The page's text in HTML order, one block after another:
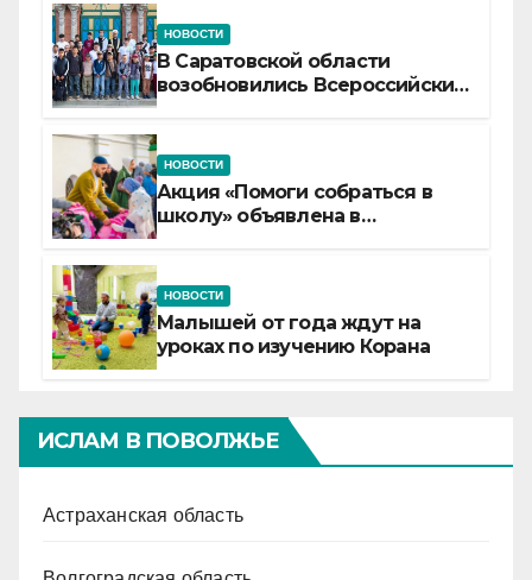
НОВОСТИ
В Саратовской области
возобновились Всероссийские
НОВОСТИ
Акция «Помоги собраться в
школу» объявлена в
НОВОСТИ
Малышей от года ждут на
уроках по изучению Корана
ИСЛАМ В ПОВОЛЖЬЕ
Астраханская область